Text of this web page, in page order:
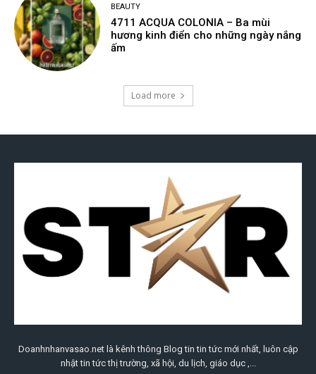
Doanhnhanvasao.net là kênh thông Blog tin tin tức mới nhất, luôn cập
nhật tin tức thị trường, xã hội, du lịch, giáo dục ,...